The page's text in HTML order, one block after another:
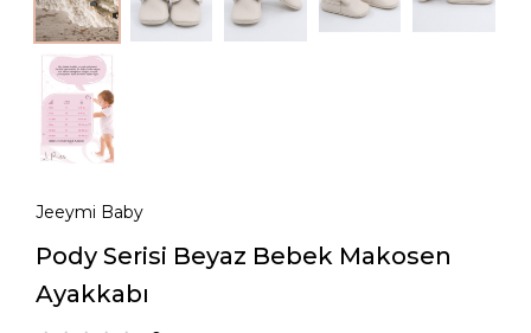
Jeeymi Baby
Pody Serisi Beyaz Bebek Makosen
Ayakkabı